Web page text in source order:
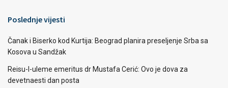
Poslednje vijesti
Čanak i Biserko kod Kurtija: Beograd planira preseljenje Srba sa
Kosova u Sandžak
Reisu-l-uleme emeritus dr Mustafa Cerić: Ovo je dova za
devetnaesti dan posta